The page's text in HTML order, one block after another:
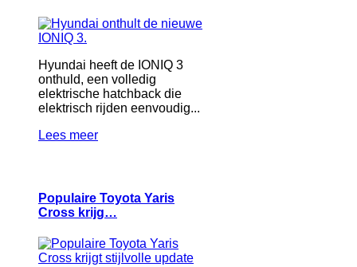
Hyundai heeft de IONIQ 3
onthuld, een volledig
elektrische hatchback die
elektrisch rijden eenvoudig...
Lees meer
Populaire Toyota Yaris
Cross krijg…